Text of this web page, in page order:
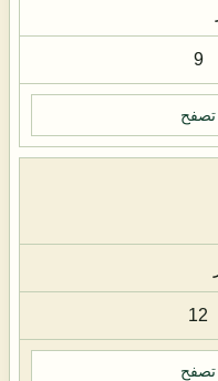
9
تصفح
12
تصفح